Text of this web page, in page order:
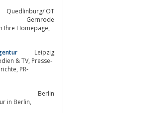
Quedlinburg/ OT
Gernrode
Leipzig
Berlin